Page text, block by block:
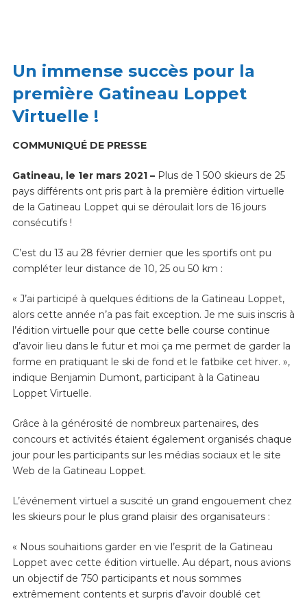
Un immense succès pour la
première Gatineau Loppet
Virtuelle !
COMMUNIQUÉ DE PRESSE
Gatineau, le 1er mars 2021 – Plus de 1 500 skieurs de 25
pays différents ont pris part à la première édition virtuelle
de la Gatineau Loppet qui se déroulait lors de 16 jours
consécutifs !
C’est du 13 au 28 février dernier que les sportifs ont pu
compléter leur distance de 10, 25 ou 50 km :
« J’ai participé à quelques éditions de la Gatineau Loppet,
alors cette année n’a pas fait exception. Je me suis inscris à
l’édition virtuelle pour que cette belle course continue
d’avoir lieu dans le futur et moi ça me permet de garder la
forme en pratiquant le ski de fond et le fatbike cet hiver. »,
indique Benjamin Dumont, participant à la Gatineau
Loppet Virtuelle.
Grâce à la générosité de nombreux partenaires, des
concours et activités étaient également organisés chaque
jour pour les participants sur les médias sociaux et le site
Web de la Gatineau Loppet.
L’événement virtuel a suscité un grand engouement chez
les skieurs pour le plus grand plaisir des organisateurs :
« Nous souhaitions garder en vie l’esprit de la Gatineau
Loppet avec cette édition virtuelle. Au départ, nous avions
un objectif de 750 participants et nous sommes
extrêmement contents et surpris d’avoir doublé cet